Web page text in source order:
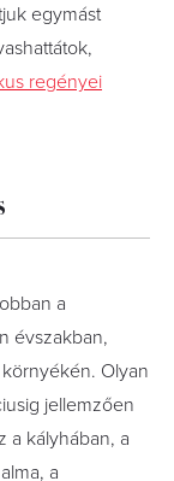
egymást
regényei
a
évszakban,
Olyan
jellemzően
a kályhában, a
a